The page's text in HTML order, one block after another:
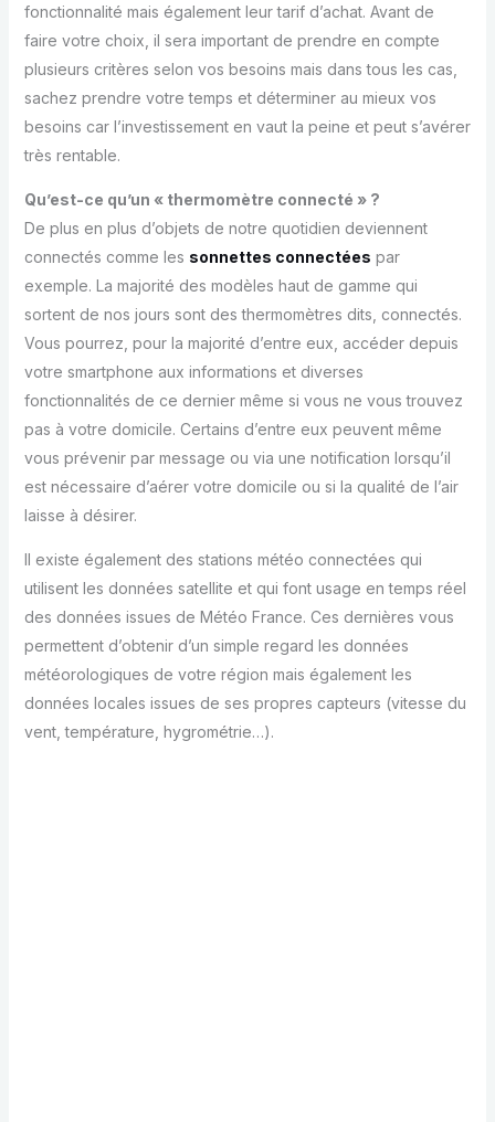
fonctionnalité mais également leur tarif d’achat. Avant de
faire votre choix, il sera important de prendre en compte
plusieurs critères selon vos besoins mais dans tous les cas,
sachez prendre votre temps et déterminer au mieux vos
besoins car l’investissement en vaut la peine et peut s’avérer
très rentable.
Qu’est-ce qu’un « thermomètre connecté » ?
De plus en plus d’objets de notre quotidien deviennent
connectés comme les sonnettes connectées par
exemple. La majorité des modèles haut de gamme qui
sortent de nos jours sont des thermomètres dits, connectés.
Vous pourrez, pour la majorité d’entre eux, accéder depuis
votre smartphone aux informations et diverses
fonctionnalités de ce dernier même si vous ne vous trouvez
pas à votre domicile. Certains d’entre eux peuvent même
vous prévenir par message ou via une notification lorsqu’il
est nécessaire d’aérer votre domicile ou si la qualité de l’air
laisse à désirer.
Il existe également des stations météo connectées qui
utilisent les données satellite et qui font usage en temps réel
des données issues de Météo France. Ces dernières vous
permettent d’obtenir d’un simple regard les données
météorologiques de votre région mais également les
données locales issues de ses propres capteurs (vitesse du
vent, température, hygrométrie…).